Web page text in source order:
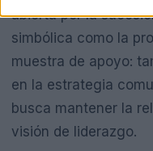
abierta por la
simbólica como la
muestra de apoyo:
en la estrategia
busca mantener la
visión de liderazgo.